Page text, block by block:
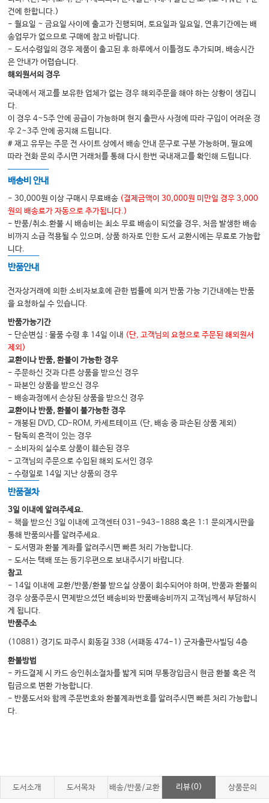
Chapter 05 약물관련 악골괴사증
Ⅰ. 약물관련 악골괴사증(MRONJ)과 관련된 약물
Ⅱ. 약물관련 악골괴사증(MRONJ)의 병태생리
Ⅲ. 약물관련 악골괴사증(MRONJ)의 정의와 진단
Ⅳ. 약물관련 악골괴사증(MRONJ)의 역학
Ⅴ. 약물관련 악골괴사증(MRONJ)의 각종 위험요소
Ⅵ. 약물관련 악골괴사증(MRONJ)의 치료와 관리
Ⅶ. 약물관련 악골괴사증(MRONJ) 치료에 사용되는 부가적 치료법
Ⅰ. 상악동의 발생과 해부학적 이해
Ⅱ. 상악동 및 상악동 개구부의 생리학적 기능
Ⅲ. 상악동의 임상적·방사선학적 검사
Ⅳ. 상악동의 감염성 질환
Ⅵ. 구강-상악동 누공의 치료 및 합병증
Ⅶ. 상악동의 양성병소와 치료
Ⅷ. 상악동의 악성종양과 치료
Chapter 07 구강악안면외상
Ⅰ. 악안면외상학의 역사
Ⅱ. 외상학의 발생현황, 원인 및 응급처치
Ⅲ. 외상환자의 응급처치
IV. 진단 및 치료방침
Ⅴ. 연조직 손상
Ⅵ. 경조직 손상
Ⅶ. 골절의 치유
Ⅷ. 미사일 손상[총상포함]
Chapter 08 보철을 위한 외과수술
Ⅰ. 보철을 위한 외과수술
Ⅱ. 보철을 위한 상하악 관계의 개선
Ⅲ. 합병증의 예방과 대책
Chapter 09 구강악안면 임플란트
Ⅰ. 임플란트 역사와 골유착 개념
Ⅱ. 임플란트 재료와 표면처리
Ⅲ. 술전 계획
Ⅶ. 관리법과 성공 및 실패
건에 한합니다.)
- 월요일 ~ 금요일 사이에 출고가 진행되며, 토요일과 일요일, 연휴기간에는 배
송업무가 없으므로 구매에 참고 바랍니다.
- 도서수령일의 경우 제품이 출고된 후 하루에서 이틀정도 추가되며, 배송시간
은 안내가 어렵습니다.
해외원서의 경우
국내에서 재고를 보유한 업체가 없는 경우 해외주문을 해야 하는 상황이 생깁니
다.
이 경우 4~5주 안에 공급이 가능하며 현지 출판사 사정에 따라 구입이 어려운 경
우 2~3주 안에 공지해 드립니다.
# 재고 유무는 주문 전 사이트 상에서 배송 안내 문구로 구분 가능하며, 필요에
따라 전화 문의 주시면 거래처를 통해 다시 한번 국내재고를 확인해 드립니다.
배송비 안내
- 30,000원 이상 구매시 무료배송 (결제금액이 30,000원 미만일 경우 3,000
원의 배송료가 자동으로 추가됩니다.)
- 반품/취소.환불 시 배송비는 최소 무료 배송이 되었을 경우, 처음 발생한 배송
비까지 소급 적용될 수 있으며, 상품 하자로 인한 도서 교환시에는 무료로 가능합
니다.
반품안내
전자상거래에 의한 소비자보호에 관한 법률에 의거 반품 가능 기간내에는 반품
을 요청하실 수 있습니다.
반품가능기간
- 단순변심 : 물품 수령 후 14일 이내 (단, 고객님의 요청으로 주문된 해외원서
제외)
교환이나 반품, 환불이 가능한 경우
- 주문하신 것과 다른 상품을 받으신 경우
- 파본인 상품을 받으신 경우
- 배송과정에서 손상된 상품을 받으신 경우
교환이나 반품, 환불이 불가능한 경우
- 개봉된 DVD, CD-ROM, 카세트테이프 (단, 배송 중 파손된 상품 제외)
- 탐독의 흔적이 있는 경우
- 소비자의 실수로 상품이 훼손된 경우
- 고객님의 주문으로 수입된 해외 도서인 경우
- 수령일로 14일 지난 상품의 경우
반품절차
3일 이내에 알려주세요.
- 책을 받으신 3일 이내에 고객센터 031-943-1888 혹은 1:1 문의게시판을
통해 반품의사를 알려주세요.
- 도서명과 환불 계좌를 알려주시면 빠른 처리 가능합니다.
- 도서는 택배 또는 등기우편으로 보내주시기 바랍니다.
참고
- 14일 이내에 교환/반품/환불 받으실 상품이 회수되어야 하며, 반품과 환불의
경우 상품주문시 면제받으셨던 배송비와 반품배송비까지 고객님께서 부담하시
게 됩니다.
반품주소
(10881) 경기도 파주시 회동길 338 (서패동 474-1) 군자출판사빌딩 4층
환불방법
- 카드결제 시 카드 승인취소절차를 밟게 되며 무통장입금시 현금 환불 혹은 적
립금으로 변환 가능합니다.
- 반품도서와 함께 주문번호와 환불계좌번호를 알려주시면 빠른 처리 가능합니
다.
도서소개 도서목차 배송/반품/교환 리뷰(0) 상품문의